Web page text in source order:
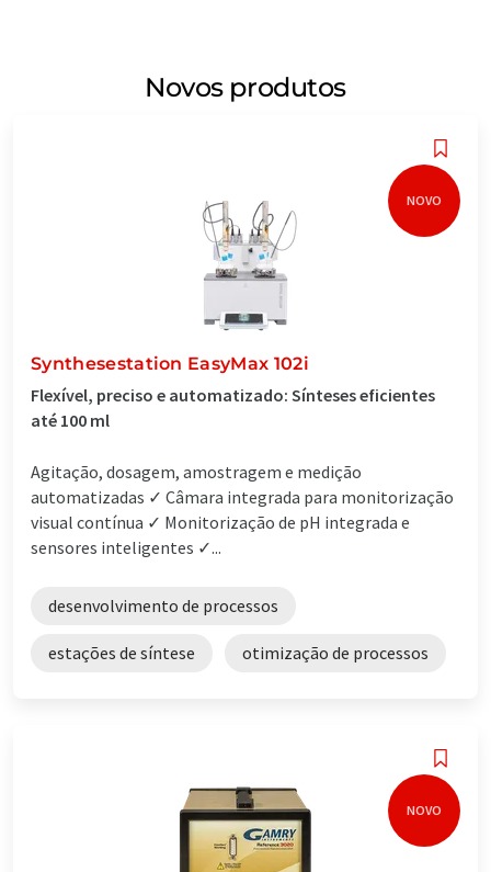
Novos produtos
NOVO
Synthesestation EasyMax 102i
Flexível, preciso e automatizado: Sínteses eficientes
até 100 ml
Agitação, dosagem, amostragem e medição
automatizadas ✓ Câmara integrada para monitorização
visual contínua ✓ Monitorização de pH integrada e
sensores inteligentes ✓...
desenvolvimento de processos
estações de síntese otimização de processos
NOVO